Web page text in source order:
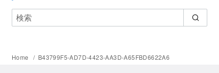
Home B43799F5-AD7D-4423-AA3D-A65FBD6622A6